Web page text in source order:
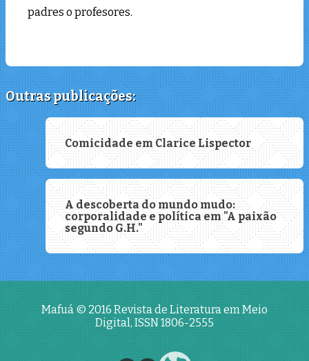
padres o profesores.
Outras publicações:
Comicidade em Clarice Lispector
A descoberta do mundo mudo:
corporalidade e política em "A paixão
segundo G.H."
Mafuá © 2016 Revista de Literatura em Meio
Digital, ISSN 1806-2555